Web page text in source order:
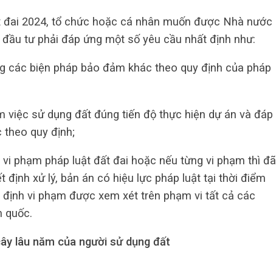
2024, tổ chức hoặc cá nhân muốn được Nhà nước
tư phải đáp ứng một số yêu cầu nhất định như:
các biện pháp bảo đảm khác theo quy định của pháp
việc sử dụng đất đúng tiến độ thực hiện dự án và đáp
theo quy định;
phạm pháp luật đất đai hoặc nếu từng vi phạm thì đã
định xử lý, bản án có hiệu lực pháp luật tại thời điểm
vi phạm được xem xét trên phạm vi tất cả các
quốc.
lâu năm của người sử dụng đất